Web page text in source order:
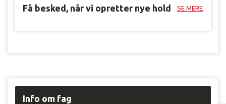
Få besked, når vi opretter nye hold SE MERE
Info om fag